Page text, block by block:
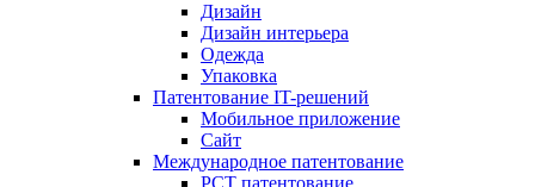
Дизайн
Дизайн интерьера
Одежда
Упаковка
Патентование IT-решений
Мобильное приложение
Сайт
Международное патентование
PCT патентование